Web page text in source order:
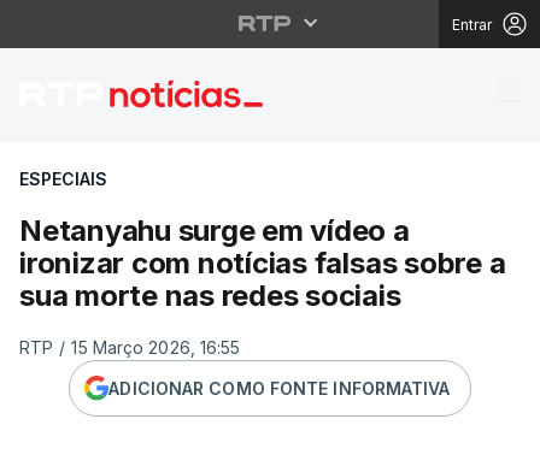
Entrar
Netanyahu surge em
ESPECIAIS
Netanyahu surge em vídeo a
ironizar com notícias falsas sobre a
sua morte nas redes sociais
RTP / 15 Março 2026, 16:55
ADICIONAR COMO FONTE INFORMATIVA